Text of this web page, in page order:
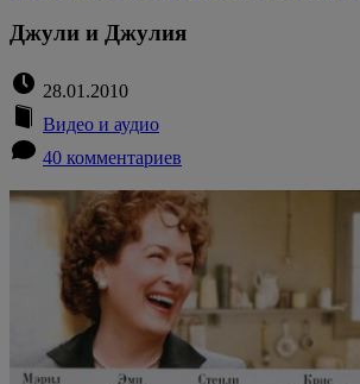
Джули и Джулия
28.01.2010
Видео и аудио
40 комментариев